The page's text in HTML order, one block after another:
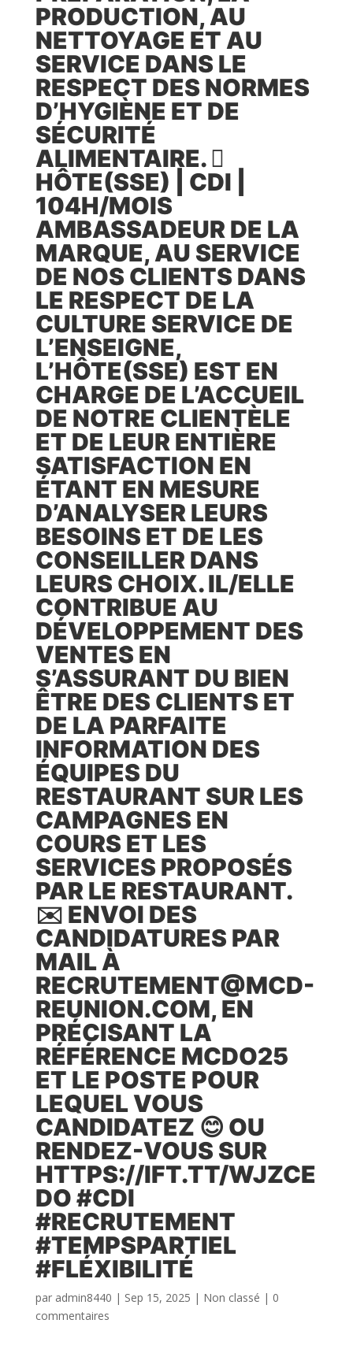
PRODUCTION, AU
NETTOYAGE ET AU
SERVICE DANS LE
RESPECT DES NORMES
D’HYGIÈNE ET DE
SÉCURITÉ
ALIMENTAIRE. 
HÔTE(SSE) | CDI |
104H/MOIS
AMBASSADEUR DE LA
MARQUE, AU SERVICE
DE NOS CLIENTS DANS
LE RESPECT DE LA
CULTURE SERVICE DE
L’ENSEIGNE,
L’HÔTE(SSE) EST EN
CHARGE DE L’ACCUEIL
DE NOTRE CLIENTÈLE
ET DE LEUR ENTIÈRE
SATISFACTION EN
ÉTANT EN MESURE
D’ANALYSER LEURS
BESOINS ET DE LES
CONSEILLER DANS
LEURS CHOIX. IL/ELLE
CONTRIBUE AU
DÉVELOPPEMENT DES
VENTES EN
S’ASSURANT DU BIEN
ÊTRE DES CLIENTS ET
DE LA PARFAITE
INFORMATION DES
ÉQUIPES DU
RESTAURANT SUR LES
CAMPAGNES EN
COURS ET LES
SERVICES PROPOSÉS
PAR LE RESTAURANT.
✉️ ENVOI DES
CANDIDATURES PAR
MAIL À
RECRUTEMENT@MCD-
REUNION.COM, EN
PRÉCISANT LA
RÉFÉRENCE MCDO25
ET LE POSTE POUR
LEQUEL VOUS
CANDIDATEZ 😊 OU
RENDEZ-VOUS SUR
HTTPS://IFT.TT/WJZCE
DO #CDI
#RECRUTEMENT
#TEMPSPARTIEL
#FLÉXIBILITÉ
par admin8440 | Sep 15, 2025 | Non classé | 0
commentaires